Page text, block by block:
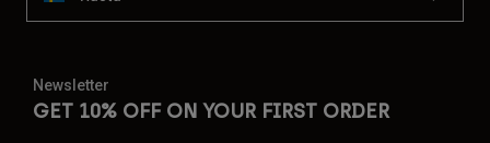
Newsletter
GET 10% OFF ON YOUR FIRST ORDER